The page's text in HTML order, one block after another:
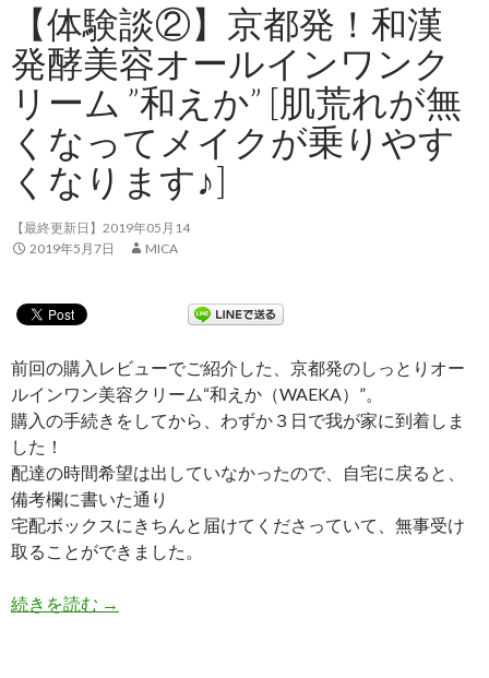
【体験談②】京都発！和漢
発酵美容オールインワンク
リーム ”和えか” [肌荒れが無
くなってメイクが乗りやす
くなります♪]
【最終更新日】2019年05月14
2019年5月7日
MICA
前回の購入レビューでご紹介した、京都発のしっとりオー
ルインワン美容クリーム“和えか（WAEKA）”。
購入の手続きをしてから、わずか３日で我が家に到着しま
した！
配達の時間希望は出していなかったので、自宅に戻ると、
備考欄に書いた通り
宅配ボックスにきちんと届けてくださっていて、無事受け
取ることができました。
続きを読む 【体験談②】京都発！和漢発酵美容オールイン
→